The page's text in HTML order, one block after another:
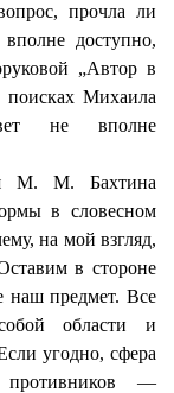
прочла ли
доступно,
„Автор в
поисках Михаила
не вполне
М. М. Бахтина
в словесном
на мой взгляд,
в стороне
наш предмет. Все
области и
угодно, сфера
противников —